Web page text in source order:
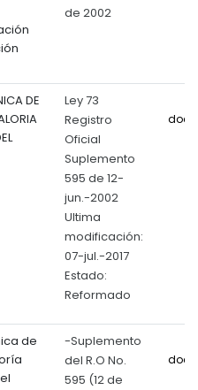
de 2002
DE
Ley 73
Registro
Oficial
Suplemento
595 de 12-
jun.-2002
Ultima
modificación:
07-jul.-2017
Estado:
Reformado
de
-Suplemento
del R.O No.
595 (12 de